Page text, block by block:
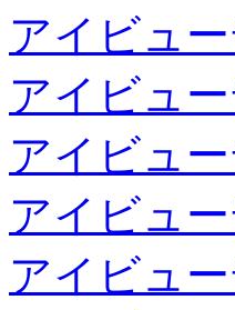
アイビュ
アイビュ
アイビュ
アイビュ
アイビュ